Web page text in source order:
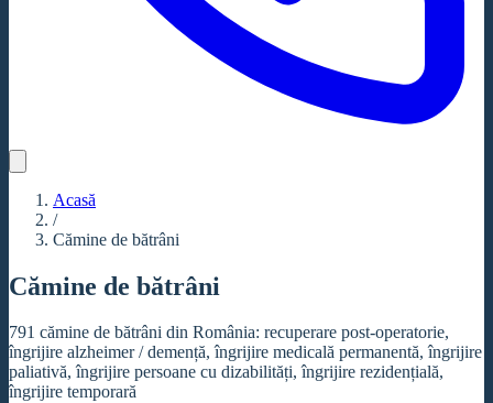
Acasă
/
Cămine de bătrâni
Cămine de bătrâni
791 cămine de bătrâni din România: recuperare post-operatorie,
îngrijire alzheimer / demență, îngrijire medicală permanentă, îngrijire
paliativă, îngrijire persoane cu dizabilități, îngrijire rezidențială,
îngrijire temporară